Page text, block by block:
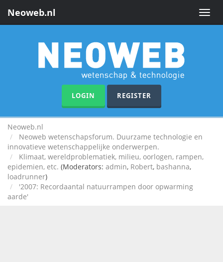
Toggle
Neoweb.nl
LOGIN REGISTER
Neoweb.nl
Neoweb wetenschapsforum. Duurzame technologie en
innovatieve wetenschappelijke onderwerpen.
Klimaat, wereldproblematiek, milieu, oorlogen, rampen,
epidemien, etc. (Moderators: admin, Robert, bashanna,
loadrunner)
'2007: Recordaantal natuurrampen door opwarming
aarde'